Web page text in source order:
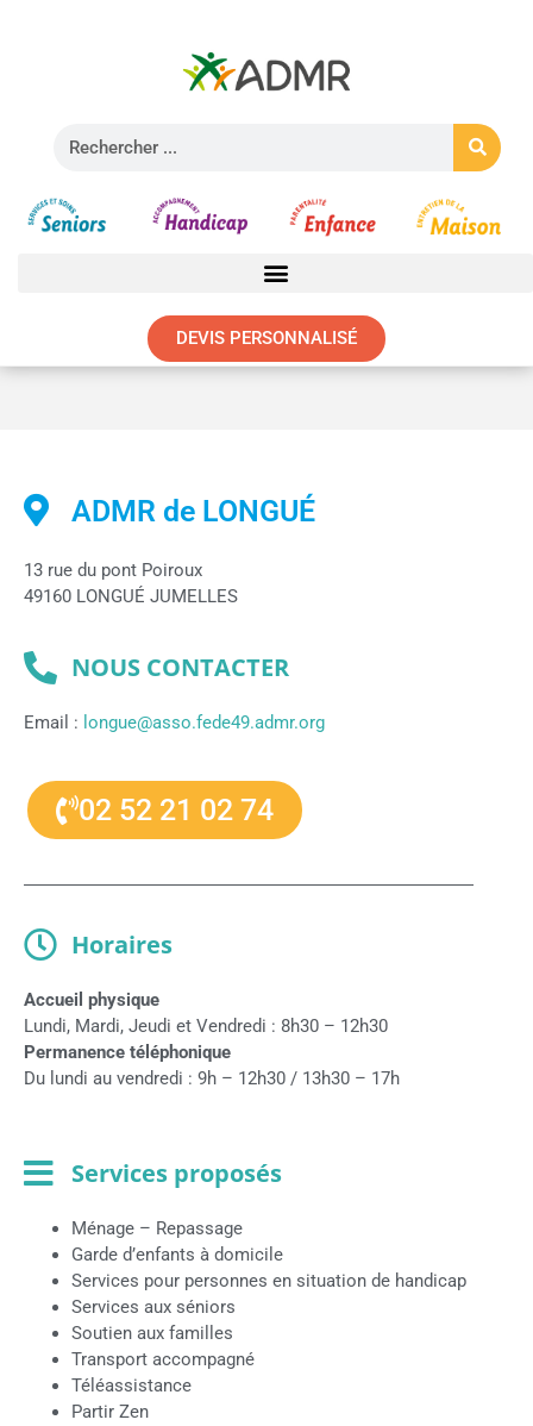
DEVIS PERSONNALISÉ
ADMR de LONGUÉ
13 rue du pont Poiroux
49160 LONGUÉ JUMELLES
NOUS CONTACTER
Email : longue@asso.fede49.admr.org
02 52 21 02 74
Horaires
Accueil physique
Lundi, Mardi, Jeudi et Vendredi : 8h30 – 12h30
Permanence téléphonique
Du lundi au vendredi : 9h – 12h30 / 13h30 – 17h
Services proposés
Ménage – Repassage
Garde d’enfants à domicile
Services pour personnes en situation de handicap
Services aux séniors
Soutien aux familles
Transport accompagné
Téléassistance
Partir Zen